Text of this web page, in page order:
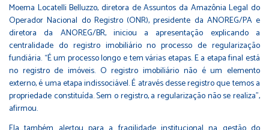
Moema Locatelli Belluzzo, diretora de Assuntos da Amazônia Legal do
Operador Nacional do Registro (ONR), presidente da ANOREG/PA e
diretora da ANOREG/BR, iniciou a apresentação explicando a
centralidade do registro imobiliário no processo de regularização
fundiária. “É um processo longo e tem várias etapas. E a etapa final está
no registro de imóveis. O registro imobiliário não é um elemento
externo, é uma etapa indissociável. É através desse registro que temos a
propriedade constituída. Sem o registro, a regularização não se realiza”,
afirmou.